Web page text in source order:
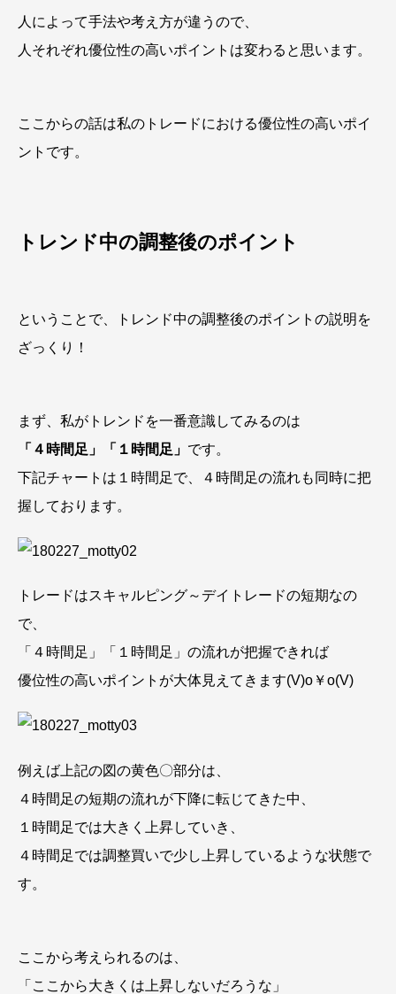
人によって手法や考え方が違うので、
人それぞれ優位性の高いポイントは変わると思います。
ここからの話は私のトレードにおける優位性の高いポイ
ントです。
トレンド中の調整後のポイント
ということで、トレンド中の調整後のポイントの説明を
ざっくり！
まず、私がトレンドを一番意識してみるのは
「４時間足」「１時間足」 です。
下記チャートは１時間足で、４時間足の流れも同時に把
握しております。
トレードはスキャルピング～デイトレードの短期なの
で、
「４時間足」「１時間足」の流れが把握できれば
優位性の高いポイントが大体見えてきます(V)o￥o(V)
例えば上記の図の黄色〇部分は、
４時間足の短期の流れが下降に転じてきた中、
１時間足では大きく上昇していき、
４時間足では調整買いで少し上昇しているような状態で
す。
ここから考えられるのは、
「ここから大きくは上昇しないだろうな」